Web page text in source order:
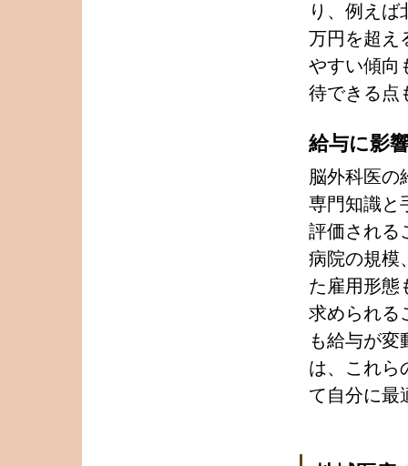
り、例え
万円を超え
やすい傾向
待できる点
給与に影
脳外科医の
専門知識と
評価される
病院の規模
た雇用形態
求められる
も給与が変
は、これら
て自分に最